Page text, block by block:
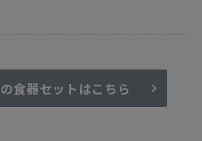
食器セットはこちら